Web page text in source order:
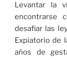
Levantar la
encontrarse
desafiar las
Expiatorio de
años de